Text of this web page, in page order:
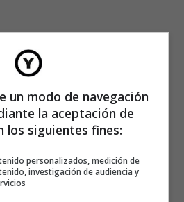
un modo de navegación
la aceptación de
los siguientes fines:
personalizados, medición de
investigación de audiencia y